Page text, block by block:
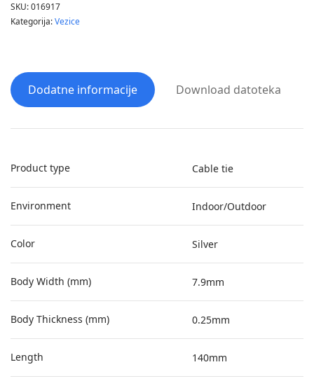
SKU:016917
Kategorija:Vezice
Dodatne informacije Download datoteka
Product type Cable tie
Environment Indoor/Outdoor
Color Silver
Body Width (mm) 7.9mm
Body Thickness (mm) 0.25mm
Length 140mm